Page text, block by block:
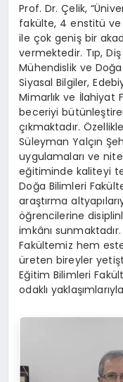
Prof. Dr. Çelik,
fakülte, 4 enstitü ve
ile çok geniş bir
vermektedir. Tıp,
Mühendislik ve
Siyasal Bilgiler,
Mimarlık ve İlahiyat
beceriyi
çıkmaktadır.
Süleyman Yalçın
uygulamaları ve
eğitiminde kaliteyi
Doğa Bilimleri
araştırma
öğrencilerine
imkânı
Fakültemiz hem
üreten bireyler
Eğitim Bilimleri
odaklı